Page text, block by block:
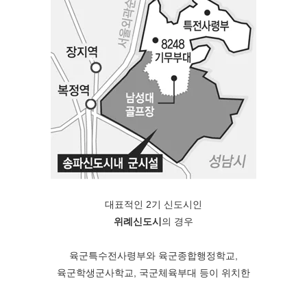
대표적인 2기 신도시인
위례신도시 의 경우
육군특수전사령부와 육군종합행정학교,
육군학생군사학교, 국군체육부대 등이 위치한